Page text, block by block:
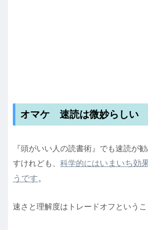
オマケ 速読は微妙らしい
『頭がいい人の読書術』でも速読が
すけれども、 科学的にはいまいち効
うです。
速さと理解度はトレードオフというこ